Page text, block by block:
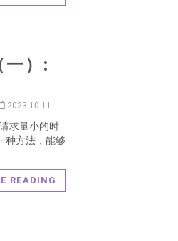
一）:
2023-10-11
求量小的时
种方法，能够
READING